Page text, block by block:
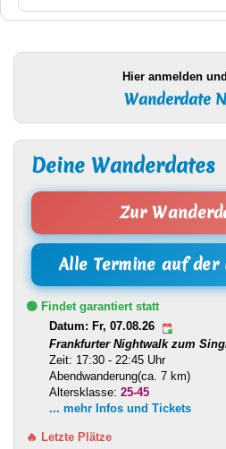
Hier anmelden
Wanderdate
Deine Wanderdates
Zur
Alle Termine auf
🟢 Findet garantiert statt
Datum: Fr, 07.08.26
Frankfurter Nightwalk zum
Zeit: 17:30 - 22:45 Uhr
Abendwanderung(ca. 7 km)
Altersklasse: 25-45
... mehr Infos und Tickets
🔥 Letzte Plätze